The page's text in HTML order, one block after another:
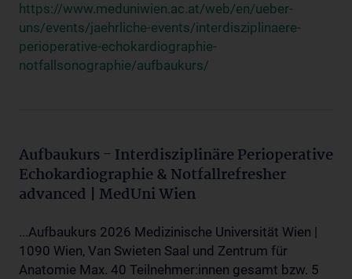
https://www.meduniwien.ac.at/web/en/ueber-
uns/events/jaehrliche-events/interdisziplinaere-
perioperative-echokardiographie-
notfallsonographie/aufbaukurs/
Aufbaukurs - Interdisziplinäre Perioperative
Echokardiographie & Notfallrefresher
advanced | MedUni Wien
...Aufbaukurs 2026 Medizinische Universität Wien |
1090 Wien, Van Swieten Saal und Zentrum für
Anatomie Max. 40 Teilnehmer:innen gesamt bzw. 5